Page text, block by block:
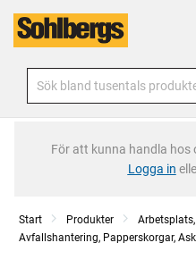
För att kunna handla hos
Logga in
Start Produkter
Avfallshantering, Papperskorgar,